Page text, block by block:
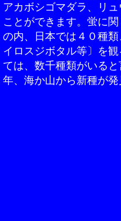
アカボシゴマダラ、リ
ことができます。蛍に
の内、日本では４０種
イロスジボタル等〕を
ては、数千種類がいる
年、海か山から新種が